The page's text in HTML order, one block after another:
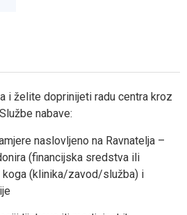
i želite doprinijeti radu centra kroz
nabave:
naslovljeno na Ravnatelja –
(financijska sredstva ili
(klinika/zavod/služba) i